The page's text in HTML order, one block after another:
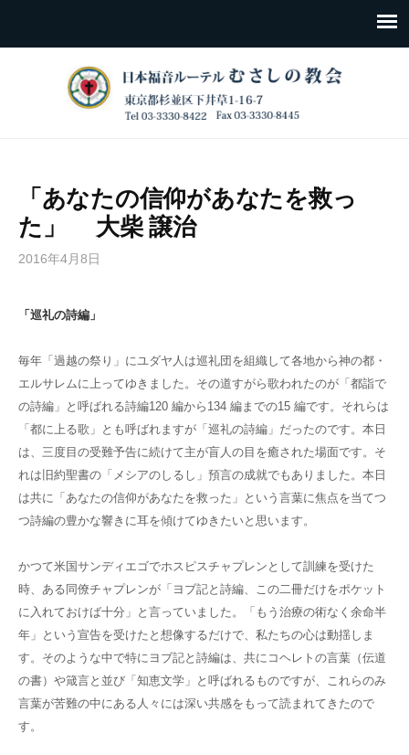
「あなたの信仰があなたを救っ
た」 大柴 譲治
2016年4月8日
「巡礼の詩編」
毎年「過越の祭り」にユダヤ人は巡礼団を組織して各地から神の都・
エルサレムに上ってゆきました。その道すがら歌われたのが「都詣で
の詩編」と呼ばれる詩編120 編から134 編までの15 編です。それらは
「都に上る歌」とも呼ばれますが「巡礼の詩編」だったのです。本日
は、三度目の受難予告に続けて主が盲人の目を癒された場面です。そ
れは旧約聖書の「メシアのしるし」預言の成就でもありました。本日
は共に「あなたの信仰があなたを救った」という言葉に焦点を当てつ
つ詩編の豊かな響きに耳を傾けてゆきたいと思います。
かつて米国サンディエゴでホスピスチャプレンとして訓練を受けた
時、ある同僚チャプレンが「ヨブ記と詩編、この二冊だけをポケット
に入れておけば十分」と言っていました。「もう治療の術なく余命半
年」という宣告を受けたと想像するだけで、私たちの心は動揺しま
す。そのような中で特にヨブ記と詩編は、共にコヘレトの言葉（伝道
の書）や箴言と並び「知恵文学」と呼ばれるものですが、これらのみ
言葉が苦難の中にある人々には深い共感をもって読まれてきたので
す。